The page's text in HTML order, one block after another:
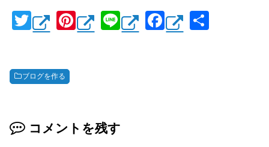
T
wi
er
Pi
nt
Li
n
F
a
ブログを作る
コメントを残す